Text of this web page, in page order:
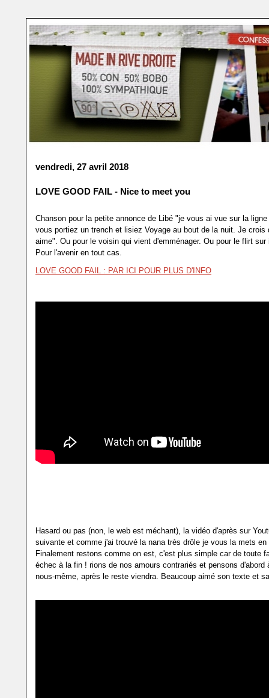
vendredi, 27 avril 2018
LOVE GOOD FAIL - Nice to meet you
Chanson pour la petite annonce de Libé "je vous ai vue sur la ligne
vous portiez un trench et lisiez Voyage au bout de la nuit. Je crois
aime". Ou pour le voisin qui vient d'emménager. Ou pour le flirt sur
Pour l'avenir en tout cas.
LOVE GOOD FAIL : PAR ICI POUR PLUS D'INFO
Hasard ou pas (non, le web est méchant), la vidéo d'après sur
suivante et comme j'ai trouvé la nana très drôle je vous la mets en
Finalement restons comme on est, c'est plus simple car de toute
échec à la fin ! rions de nos amours contrariés et pensons d'abord
nous-même, après le reste viendra. Beaucoup aimé son texte et